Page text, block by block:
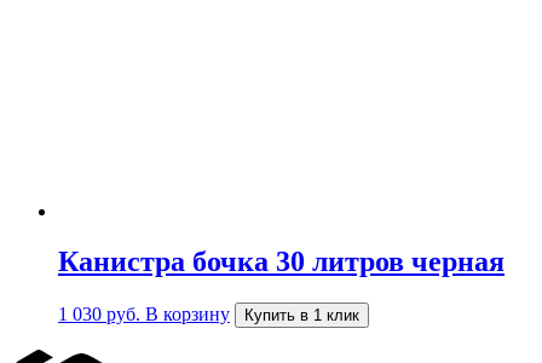
Канистра бочка 30 литров черная
1 030 руб. В корзину Купить в 1 клик